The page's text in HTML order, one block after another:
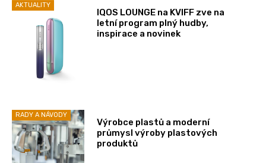
AKTUALITY
IQOS LOUNGE na KVIFF zve na
letní program plný hudby,
inspirace a novinek
RADY A NÁVODY
Výrobce plastů a moderní
průmysl výroby plastových
produktů